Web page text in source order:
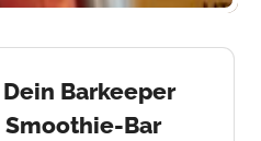
Barkeeper
Smoothie-Bar